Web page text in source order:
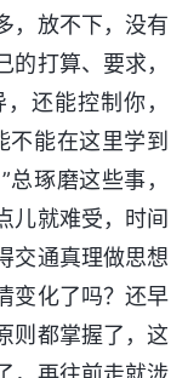
，放不下，没有
打算、要求，
还能控制你，
不能在这里学到
琢磨这些事，
儿就难受，时间
交通真理做思想
变化了吗？还早
则都掌握了，这